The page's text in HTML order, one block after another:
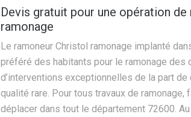
Devis gratuit pour une opération
ramonage
Le ramoneur Christol ramonage implanté
préféré des habitants pour le ramonage
d’interventions exceptionnelles de la part
qualité rare. Pour tous travaux de
déplacer dans tout le département 72600.